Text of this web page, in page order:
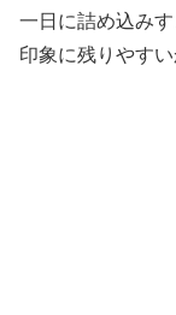
一日に詰め込み
印象に残りやすい